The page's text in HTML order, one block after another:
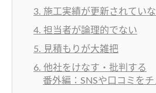
3. 施工実績が更新されてい
4. 担当者が論理的でない
5. 見積もりが大雑把
6. 他社をけなす・批判する
番外編：SNSや口コミを